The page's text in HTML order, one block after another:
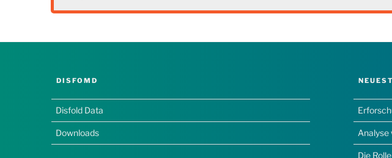
DISFOMD
Disfold Data
Downloads Analyse
Die